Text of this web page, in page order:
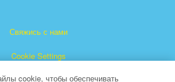
Свяжись с нами
Cookie Settings
cookie, чтобы обеспечивать